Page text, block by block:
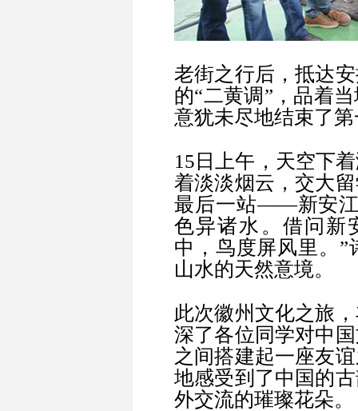
老街之行后，抵达
的“二黄调”，品着
意犹未尽地结束了
15日上午，天空下
着淡淡烟云，交大
最后一站——新安江
色异诸水。借问新
中，鸟度屏风里。
山水的天然意境。
此次徽州文化之旅
深了各位同学对中
之间搭建起一座友
地感受到了中国的
外交流的璀璨花朵。